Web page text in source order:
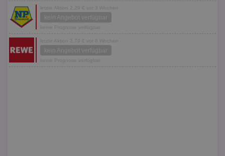
letzte Aktion 2,29 € vor 3 Wochen
kein Angebot verfügbar
keine Prognose verfügbar
letzte Aktion 2,79 € vor 8 Wochen
kein Angebot verfügbar
keine Prognose verfügbar